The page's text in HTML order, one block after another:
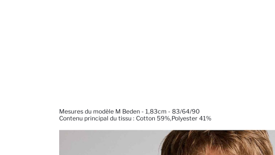
Mesures du modèle M Beden - 1,83cm - 83/64/90
Contenu principal du tissu : Cotton 59%,Polyester 41%